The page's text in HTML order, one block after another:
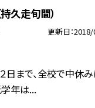
久走旬間）
更新日
日まで、全校で中休
年は...